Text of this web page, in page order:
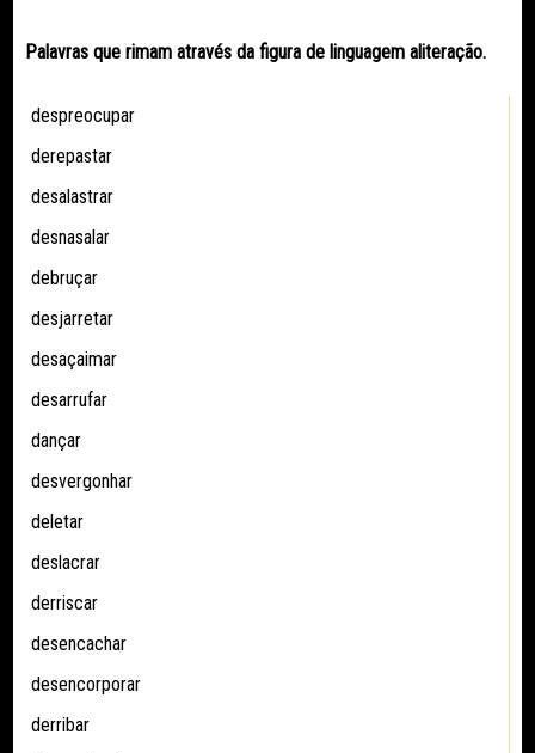
Palavras que rimam através da figura de linguagem aliteração.
despreocupar
derepastar
desalastrar
desnasalar
debruçar
desjarretar
desaçaimar
desarrufar
dançar
desvergonhar
deletar
deslacrar
derriscar
desencachar
desencorporar
derribar